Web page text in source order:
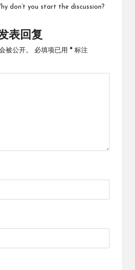
don’t you start the discussion?
表回复
被公开。 必填项已用 * 标注